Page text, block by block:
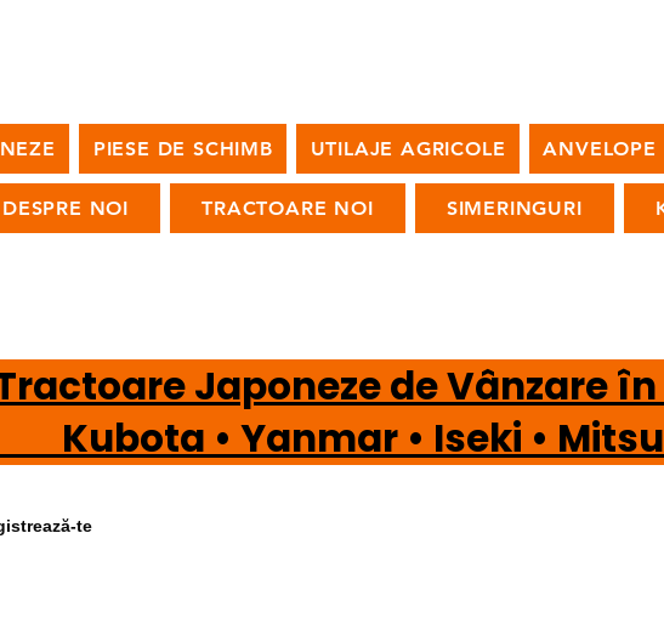
PIESE DE SCHIMB UTILAJE AGRICOLE ANVELOPE
DESPRE NOI TRACTOARE NOI SIMERINGURI
Japoneze de Vânzare
Kubota • Yanmar • Iseki •
te